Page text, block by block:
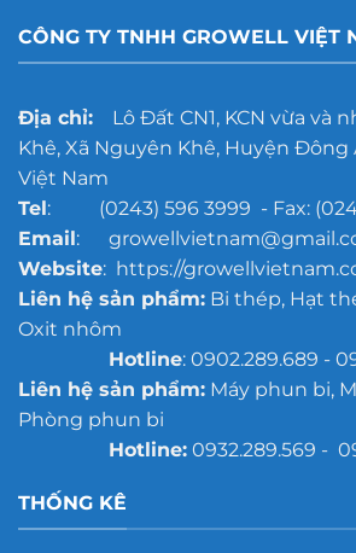
cho
xưởng
mô
lớn
CÔNG TY TNHH GROWELL VIỆT
Địa chỉ:Lô Đất CN1, KCN vừa và
Khê, Xã Nguyên Khê, Huyện Đông
Việt Nam
Tel: (0243) 596 3999 - Fax:
Email:
Website: https://
Liên hệ sản phẩm:Bi thép, Hạt
Oxit nhôm
Hotline: 0902.289.689 -
Liên hệ sản phẩm:Máy phun bi,
Phòng phun bi
Hotline:0932.289.569 -
THỐNG KÊ